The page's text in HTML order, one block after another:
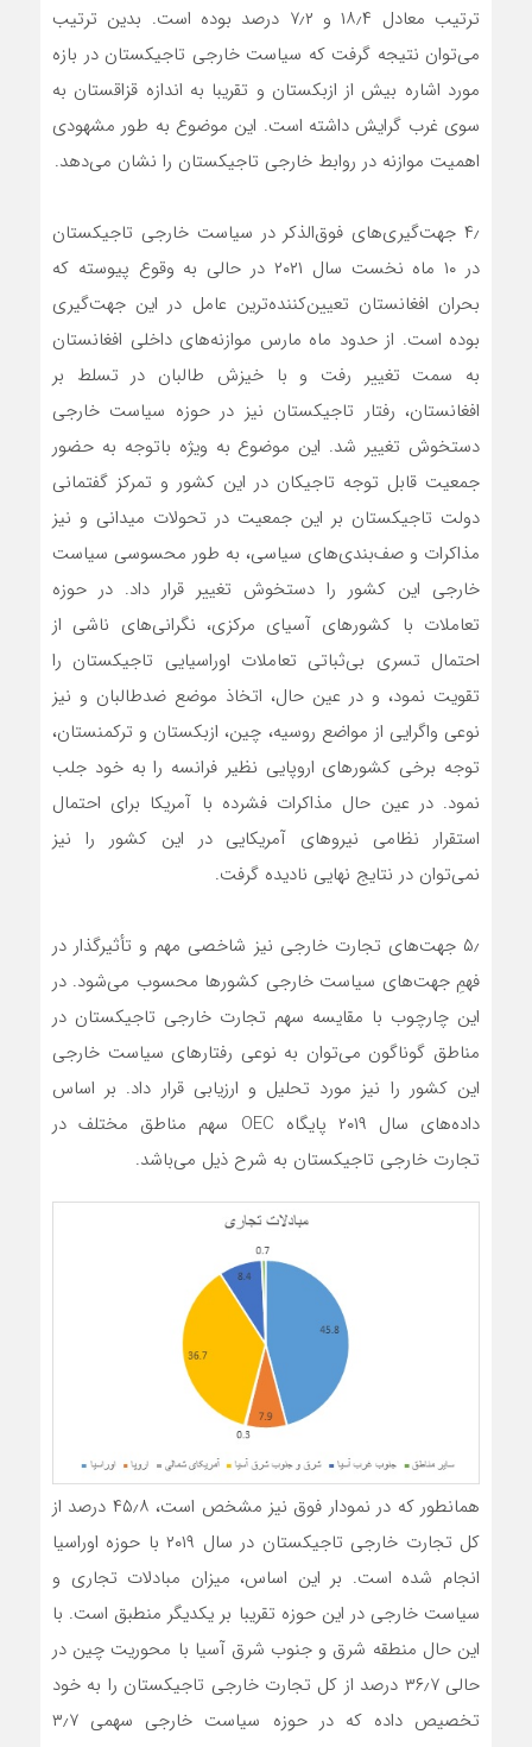
ترتیب معادل ۱۸٫۴ و ۷٫۲ درصد بوده است. بدین ترتیب
می‌توان نتیجه گرفت که سیاست خارجی تاجیکستان در بازه
مورد اشاره بیش از ازبکستان و تقریبا به اندازه قزاقستان به
سوی غرب گرایش داشته است. این موضوع به طور مشهودی
اهمیت موازنه در روابط خارجی تاجیکستان را نشان می‌دهد.
۴٫ جهت‌گیری‌های فوق‌الذکر در سیاست خارجی تاجیکستان
در ۱۰ ماه نخست سال ۲۰۲۱ در حالی به وقوع پیوسته که
بحران افغانستان تعیین‌کننده‌ترین عامل در این جهت‌گیری
بوده است. از حدود ماه مارس موازنه‌های داخلی افغانستان
به سمت تغییر رفت و با خیزش طالبان در تسلط بر
افغانستان، رفتار تاجیکستان نیز در حوزه سیاست خارجی
دستخوش تغییر شد. این موضوع به ویژه باتوجه به حضور
جمعیت قابل توجه تاجیکان در این کشور و تمرکز گفتمانی
دولت تاجیکستان بر این جمعیت در تحولات میدانی و نیز
مذاکرات و صف‌بندی‌های سیاسی، به طور محسوسی سیاست
خارجی این کشور را دستخوش تغییر قرار داد. در حوزه
تعاملات با کشورهای آسیای مرکزی، نگرانی‌های ناشی از
احتمال تسری بی‌ثباتی تعاملات اوراسیایی تاجیکستان را
تقویت نمود، و در عین حال، اتخاذ موضع ضدطالبان و نیز
نوعی واگرایی از مواضع روسیه، چین، ازبکستان و ترکمنستان،
توجه برخی کشورهای اروپایی نظیر فرانسه را به خود جلب
نمود. در عین حال مذاکرات فشرده با آمریکا برای احتمال
استقرار نظامی نیروهای آمریکایی در این کشور را نیز
نمی‌توان در نتایج نهایی نادیده گرفت.
۵٫ جهت‌های تجارت خارجی نیز شاخصی مهم و تأثیرگذار در
فهمِ جهت‌های سیاست خارجی کشورها محسوب می‌شود. در
این چارچوب با مقایسه سهم تجارت خارجی تاجیکستان در
مناطق گوناگون می‌توان به نوعی رفتارهای سیاست خارجی
این کشور را نیز مورد تحلیل و ارزیابی قرار داد. بر اساس
داده‌های سال ۲۰۱۹ پایگاه OEC سهم مناطق مختلف در
تجارت خارجی تاجیکستان به شرح ذیل می‌باشد.
همانطور که در نمودار فوق نیز مشخص است، ۴۵٫۸ درصد از
کل تجارت خارجی تاجیکستان در سال ۲۰۱۹ با حوزه اوراسیا
انجام شده است. بر این اساس، میزان مبادلات تجاری و
سیاست خارجی در این حوزه تقریبا بر یکدیگر منطبق است. با
این حال منطقه شرق و جنوب شرق آسیا با محوریت چین در
حالی ۳۶٫۷ درصد از کل تجارت خارجی تاجیکستان را به خود
تخصیص داده که در حوزه سیاست خارجی سهمی ۳٫۷